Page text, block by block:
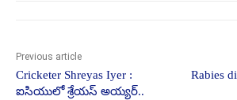
Previous article
Cricketer Shreyas Iyer :
ఐసియులో శ్రేయ‌స్ అయ్య‌ర్‌..
Rabies